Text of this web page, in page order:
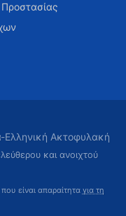
Προστασίας
Ακτοφυλακή
και ανοιχτού
είναι απαραίτητα για τη